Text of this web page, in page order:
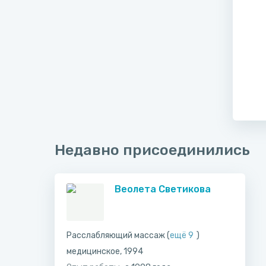
Недавно присоединились
Веолета Светикова
Расслабляющий массаж (ещё 9 )
медицинское, 1994